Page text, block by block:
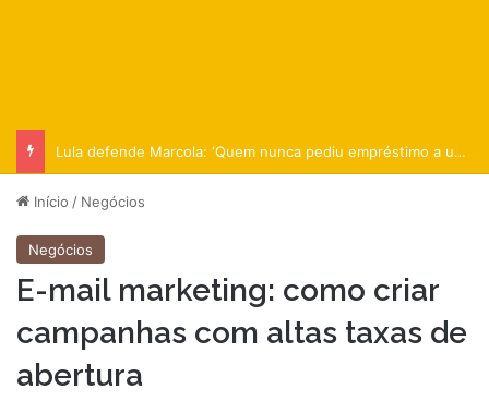
Lula defende Marcola: ‘Quem nunca pediu empréstimo a um amigo?
Início / Negócios
Negócios
E-mail marketing: como criar
campanhas com altas taxas de
abertura